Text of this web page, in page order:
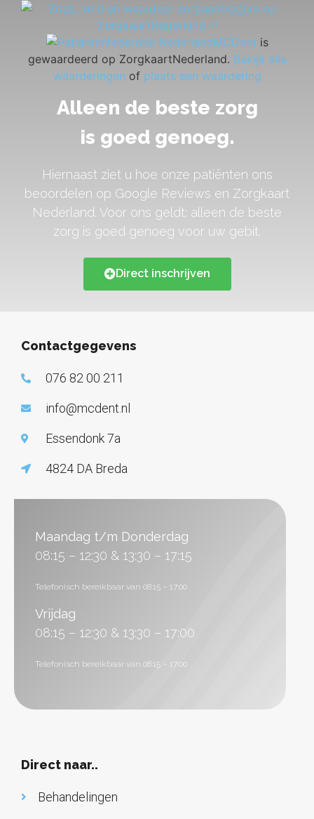
MCDent is
gewaardeerd op ZorgkaartNederland. Bekijk alle
waarderingen of plaats een waardering
Alleen de beste zorg
is goed genoeg.
Hiernaast ziet u hoe onze patiënten ons
beoordelen op Google Reviews en Zorgkaart
Nederland. Voor ons geldt; alleen de beste
zorg is goed genoeg voor uw gebit.
Direct inschrijven
Contactgegevens
076 82 00 211
info@mcdent.nl
Essendonk 7a
4824 DA Breda
Maandag t/m Donderdag
08:15 – 12:30 & 13:30 – 17:15
Telefonisch bereikbaar van 08:15 – 17:00
Vrijdag
08:15 – 12:30 & 13:30 – 17:00
Telefonisch bereikbaar van 08:15 – 17:00
Direct naar..
Behandelingen